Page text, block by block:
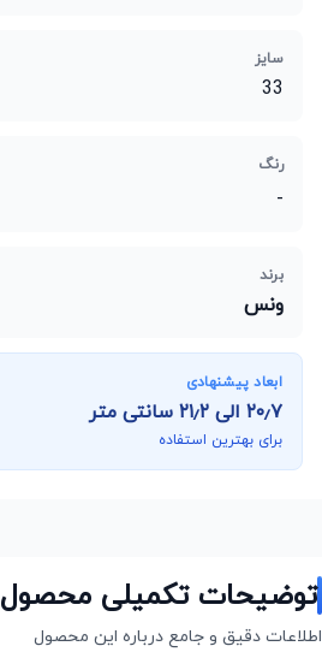
سایز
33
رنگ
-
برند
ونس
ابعاد پیشنهادی
۲۰٫۷ الی۲۱٫۲سانتی متر
برای بهترین استفاده
توضیحات تکمیلی محصول
اطلاعات دقیق و جامع درباره این محصول